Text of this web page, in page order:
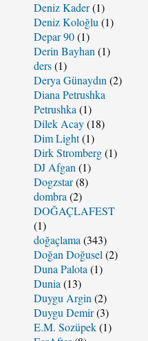
Deniz Kader(1)
Deniz Koloğlu (1)
Depar 90(1)
Derin Bayhan (1)
ders(1)
Derya Günaydın (2)
Diana Petrushka
Petrushka (1)
Dilek Acay(18)
Dim Light(1)
Dirk Stromberg(1)
DJ Afgan (1)
Dogzstar(8)
dombra (2)
DOĞAÇLAFEST
(1)
doğaçlama (343)
Doğan Doğusel (2)
Duna Palota (1)
Dunia (13)
Duygu Argin (2)
Duygu Demir(3)
E.M. Sozüpek(1)